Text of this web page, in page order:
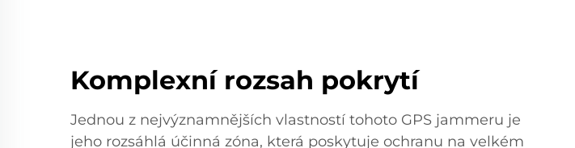
Komplexní rozsah pokrytí
Jednou z nejvýznamnějších vlastností tohoto GPS jammeru je
jeho rozsáhlá účinná zóna, která poskytuje ochranu na velkém